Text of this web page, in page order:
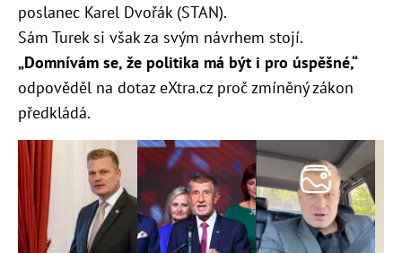
poslanec Karel Dvořák (STAN).
Sám Turek si však za svým návrhem stojí.
„Domnívám se, že politika má být i pro úspěšné,“
odpověděl na dotaz eXtra.cz proč zmíněný zákon
předkládá.